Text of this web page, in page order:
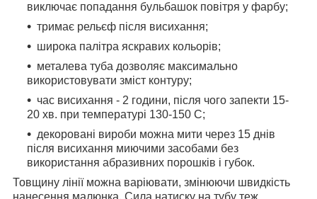
виключає попадання бульбашок повітря у фарбу;
тримає рельєф після висихання;
широка палітра яскравих кольорів;
металева туба дозволяє максимально
використовувати зміст контуру;
час висихання - 2 години, після чого запекти 15-
20 хв. при температурі 130-150 С;
декоровані вироби можна мити через 15 днів
після висихання миючими засобами без
використання абразивних порошків і губок.
Товщину лінії можна варіювати, змінюючи швидкість